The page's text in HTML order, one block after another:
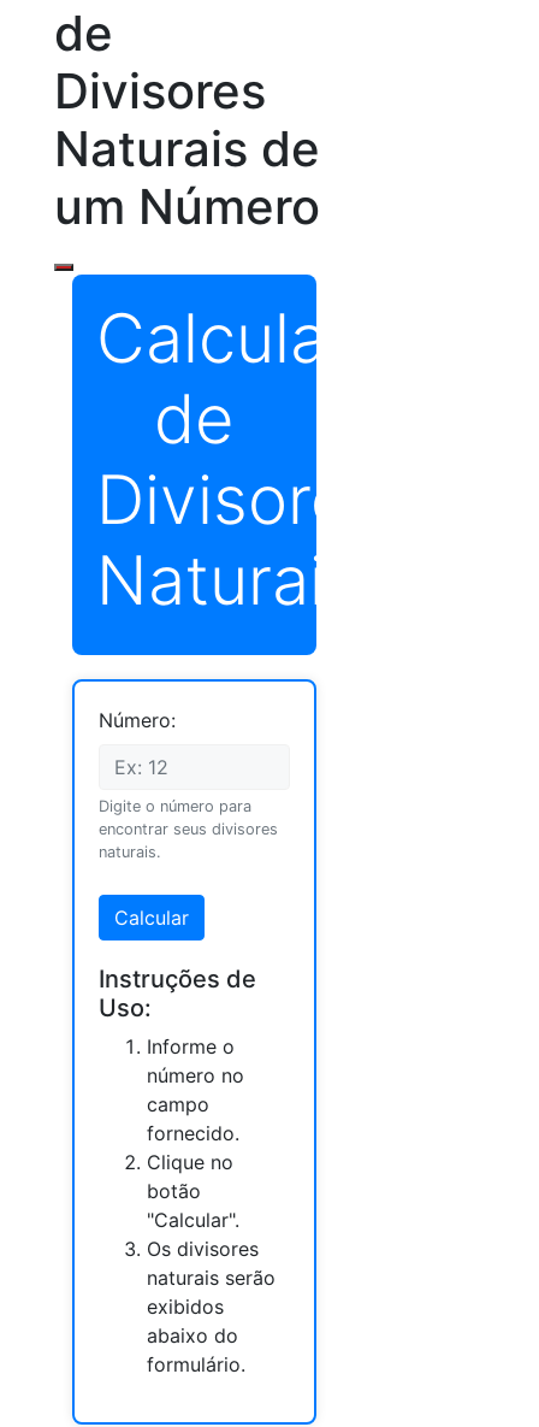
de
Divisores
Naturais de
um Número
Calculadora
de
Divisores
Naturais
Número:
Digite o número para
encontrar seus divisores
naturais.
Calcular
Instruções de
Uso:
Informe o
número no
campo
fornecido.
Clique no
botão
"Calcular".
Os divisores
naturais serão
exibidos
abaixo do
formulário.